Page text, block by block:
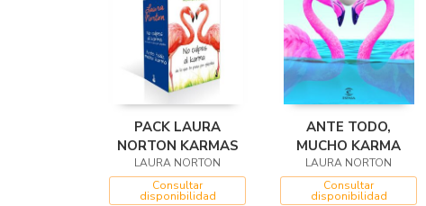
PACK LAURA
NORTON KARMAS
LAURA NORTON
Consultar
disponibilidad
ANTE TODO,
MUCHO KARMA
LAURA NORTON
Consultar
disponibilidad